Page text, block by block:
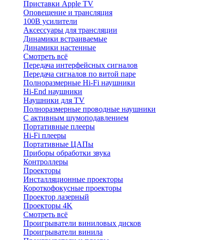
Приставки Apple TV
Оповещение и трансляция
100В усилители
Аксессуары для трансляции
Динамики встраиваемые
Динамики настенные
Смотреть всё
Передача интерфейсных сигналов
Передача сигналов по витой паре
Полноразмерные Hi-Fi наушники
Hi-End наушники
Наушники для TV
Полноразмерные проводные наушники
С активным шумоподавлением
Портативные плееры
Hi-Fi плееры
Портативные ЦАПы
Приборы обработки звука
Контроллеры
Проекторы
Инсталляционные проекторы
Короткофокусные проекторы
Проектор лазерный
Проекторы 4K
Смотреть всё
Проигрыватели виниловых дисков
Проигрыватели винила